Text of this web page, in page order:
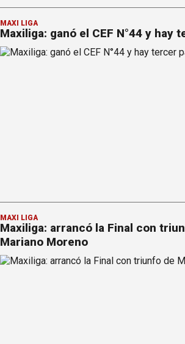
MAXI LIGA
Maxiliga: ganó el CEF N°44 y hay
MAXI LIGA
Maxiliga: arrancó la Final con
Mariano Moreno